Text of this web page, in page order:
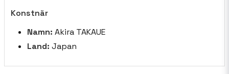
Konstnär
Namn: Akira TAKAUE
Land: Japan